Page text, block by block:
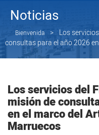
Noticias
Bienvenida
Los
consultas para el año 2026
Los servicios del
misión de
en el marco del
Marruecos